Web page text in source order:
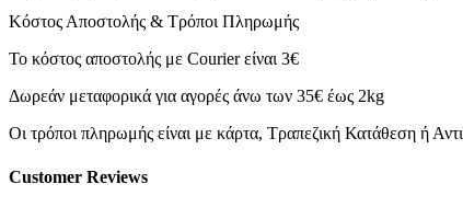
Κόστος Αποστολής & Τρόποι Πληρωμής
Το κόστος αποστολής με Courier είναι 3€
Δωρεάν μεταφορικά για αγορές άνω των 35€ έως 2kg
Οι τρόποι πληρωμής είναι με κάρτα, Τραπεζική Κατάθεση ή
Customer Reviews